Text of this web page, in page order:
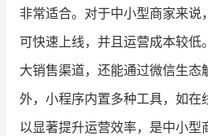
非常适合。对于中小型商家来说
可快速上线，并且运营成本较低
大销售渠道，还能通过微信生态
外，小程序内置多种工具，如在
以显著提升运营效率，是中小型